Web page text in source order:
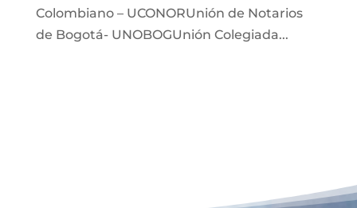
Colombiano – UCONORUnión de Notarios
de Bogotá- UNOBOGUnión Colegiada...